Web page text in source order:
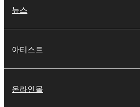
뉴스
아티스트
온라인몰